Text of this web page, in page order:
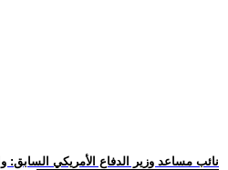
.. نائب مساعد وزير الدفاع الأمريكي